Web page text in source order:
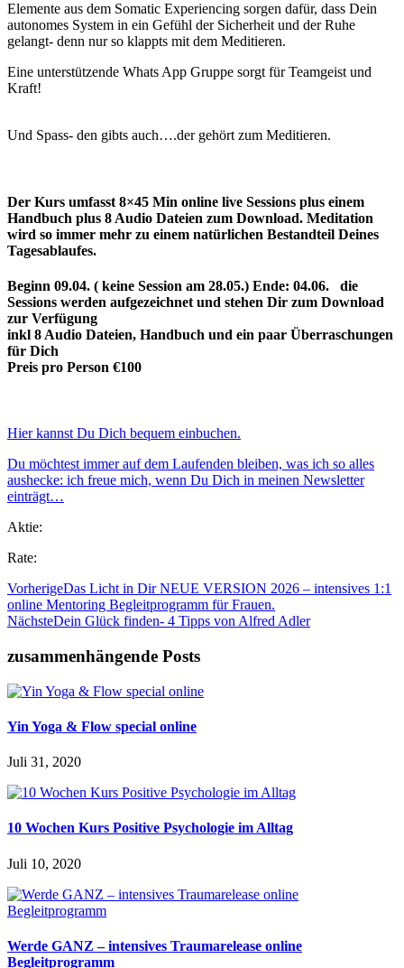
Elemente aus dem Somatic Experiencing sorgen dafür, dass Dein
autonomes System in ein Gefühl der Sicherheit und der Ruhe
gelangt- denn nur so klappts mit dem Meditieren.
Eine unterstützende Whats App Gruppe sorgt für Teamgeist und
Kraft!
Und Spass- den gibts auch….der gehört zum Meditieren.
Der Kurs umfasst 8×45 Min online live Sessions plus einem
Handbuch plus 8 Audio Dateien zum Download. Meditation
wird so immer mehr zu einem natürlichen Bestandteil Deines
Tagesablaufes.
Beginn 09.04. ( keine Session am 28.05.) Ende: 04.06. die
Sessions werden aufgezeichnet und stehen Dir zum Download
zur Verfügung
inkl 8 Audio Dateien, Handbuch und ein paar Überraschungen
für Dich
Preis pro Person €100
Hier kannst Du Dich bequem einbuchen.
Du möchtest immer auf dem Laufenden bleiben, was ich so alles
aushecke: ich freue mich, wenn Du Dich in meinen Newsletter
einträgt…
Aktie:
Rate:
VorherigeDas Licht in Dir NEUE VERSION 2026 – intensives 1:1
online Mentoring Begleitprogramm für Frauen.
NächsteDein Glück finden- 4 Tipps von Alfred Adler
zusammenhängende Posts
Yin Yoga & Flow special online
Juli 31, 2020
10 Wochen Kurs Positive Psychologie im Alltag
Juli 10, 2020
Werde GANZ – intensives Traumarelease online
Begleitprogramm